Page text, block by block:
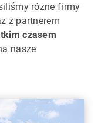
różne firmy
z partnerem
czasem
nasze